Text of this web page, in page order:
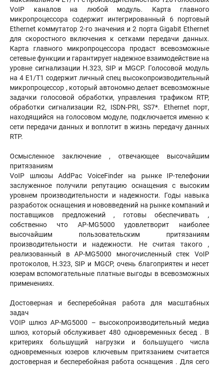
VoIP каналов на любой модуль. Карта главного
микропроцессора содержит интегрированный 6 портовый
Ethernet коммутатор 2-го значения и 2 порта Gigabit Ethernet
для скоростного включения к сетками передачи данных.
Карта главного микропроцессора продаст всевозможные
сетевые функции и гарантирует надежное взаимодействие на
уровне сигнализации H.323, SIP и MGCP. Голосовой модуль
на 4 E1/T1 содержит личный спец высокопроизводительный
микропроцессор , который автономно делает всевозможные
задачки голосовой обработки, управления трафиком RTP,
обработки сигнализации R2, ISDN-PRI, SS7*. Ethernet порт,
находящийся на голосовом модуле, подключается именно к
сети передачи данных и воплотит в жизнь передачу данных
RTP.
Осмысленное заключение , отвечающее высочайшим
притязаниям
VoIP шлюзы AddPac VoiceFinder на рынке IP-телефонии
заслуженное получили репутацию оснащения с высоким
уровнем производительности и надежности. Годы навыка
разработок оснащения и нововведений на рынке компаний и
поставщиков предложений , готовы обеспечивать ,
собственно что AP-MG5000 удовлетворит наиболее
высочайшим пользовательским притязаниям
производительности и надежности. Не считая такого ,
реализованный в AP-MG5000 многочисленный стек VoIP
протоколов, H.323, SIP и MGCP, очень благоприятен и несет
юзерам вспомогательные платные выгоды в всевозможных
применениях.
Достоверная и бесперебойная работа для масштабных
задач
VOIP шлюз AP-MG5000 – высокопроизводительный медиа
шлюз, который обслуживает 480 одновременных бесед . В
критериях большущий нагрузки и большущего числа
одновременных юзеров ключевым притязанием считается
достоверная и бесперебойная работа оснащения . Для сего